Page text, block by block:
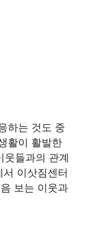
하는 것도 중
활이 활발한
웃들과의 관계
이삿짐센터
보는 이웃과